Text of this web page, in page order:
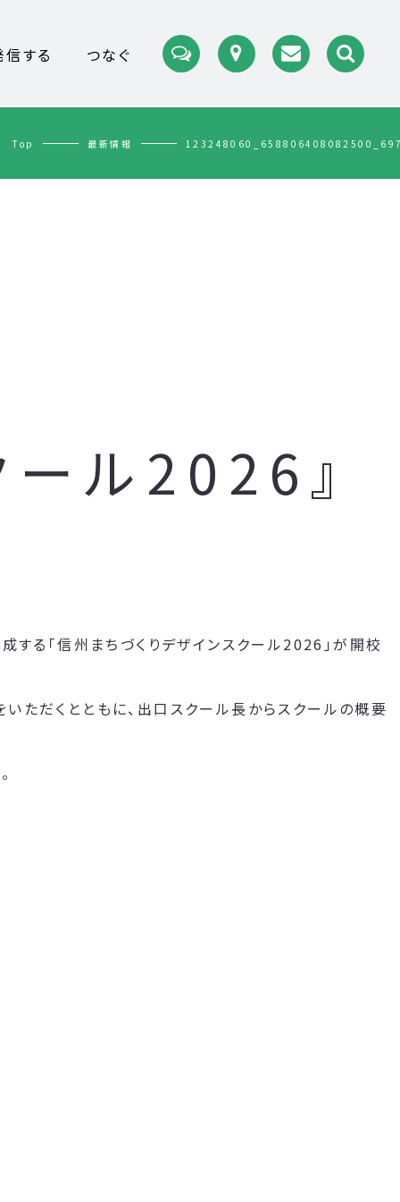
信する つなぐ
Top 最新情報
ール2026』
する「信州まちづくりデザインスクール2026」が開校
ただくとともに、出口スクール長からスクールの概要